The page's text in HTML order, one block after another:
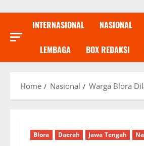
INTERNASIONAL NASIONAL
LEMBAGA BOX REDAKSI
Home Nasional Warga Blora
Blora Daerah Jawa Tengah